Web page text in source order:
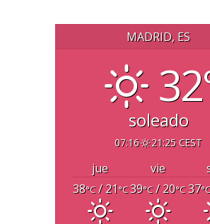
MADRID, ES
soleado
07:16 21:25 CEST
jue vie
38°C/ 21°C39°C/ 20°C 37